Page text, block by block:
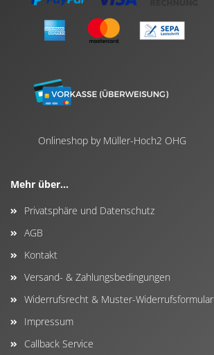
Onlineshop by Müller-Hoch2 OHG
Mehr über...
Privatsphäre und Datenschutz
AGB
Kontakt
Versand- & Zahlungsbedingungen
Widerrufsrecht & Muster-Widerrufsformular
Impressum
Callback Service